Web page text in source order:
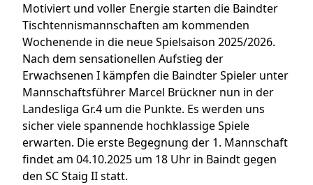
Motiviert und voller Energie starten die Baindter
Tischtennismannschaften am kommenden
Wochenende in die neue Spielsaison 2025/2026.
Nach dem sensationellen Aufstieg der
Erwachsenen I kämpfen die Baindter Spieler unter
Mannschaftsführer Marcel Brückner nun in der
Landesliga Gr.4 um die Punkte. Es werden uns
sicher viele spannende hochklassige Spiele
erwarten. Die erste Begegnung der 1. Mannschaft
findet am 04.10.2025 um 18 Uhr in Baindt gegen
den SC Staig II statt.